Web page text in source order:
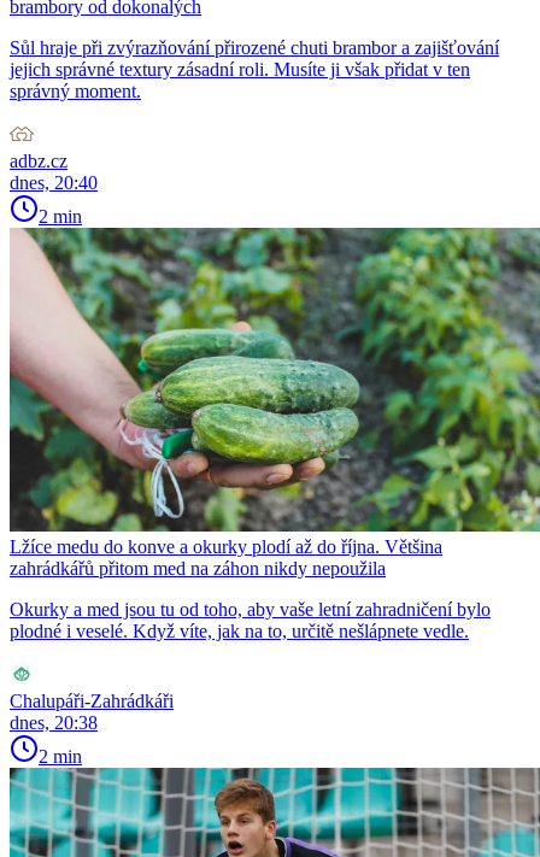
brambory od dokonalých
Sůl hraje při zvýrazňování přirozené chuti brambor a zajišťování
jejich správné textury zásadní roli. Musíte ji však přidat v ten
správný moment.
adbz.cz
dnes, 20:40
2 min
Lžíce medu do konve a okurky plodí až do října. Většina
zahrádkářů přitom med na záhon nikdy nepoužila
Okurky a med jsou tu od toho, aby vaše letní zahradničení bylo
plodné i veselé. Když víte, jak na to, určitě nešlápnete vedle.
Chalupáři-Zahrádkáři
dnes, 20:38
2 min